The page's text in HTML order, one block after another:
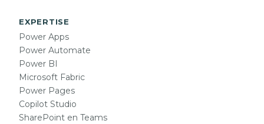
EXPERTISE
Power Apps
Power Automate
Power BI
Microsoft Fabric
Power Pages
Copilot Studio
SharePoint en Teams